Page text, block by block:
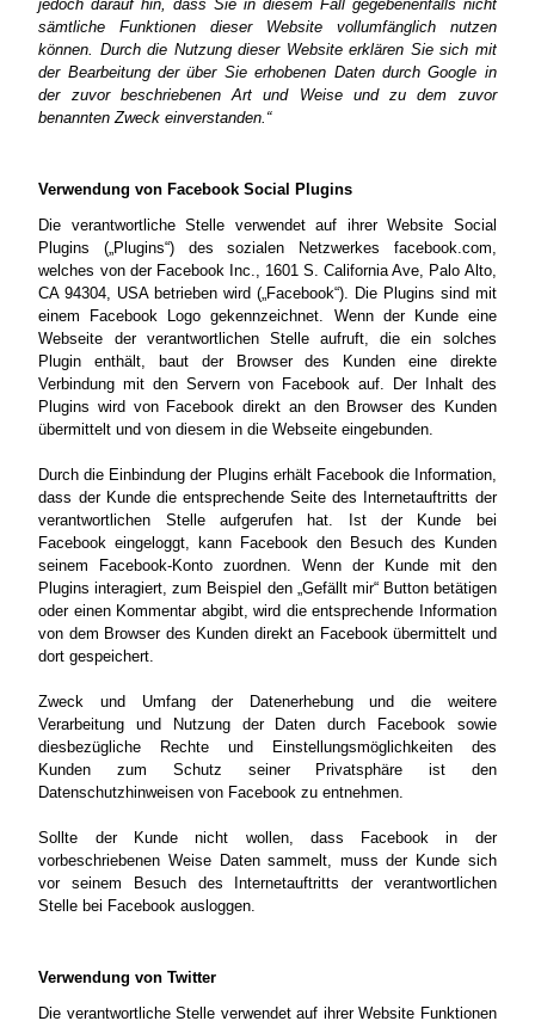
jedoch darauf hin, dass Sie in diesem Fall gegebenenfalls nicht
sämtliche Funktionen dieser Website vollumfänglich nutzen
können. Durch die Nutzung dieser Website erklären Sie sich mit
der Bearbeitung der über Sie erhobenen Daten durch Google in
der zuvor beschriebenen Art und Weise und zu dem zuvor
benannten Zweck einverstanden.“
Verwendung von Facebook Social Plugins
Die verantwortliche Stelle verwendet auf ihrer Website Social
Plugins („Plugins“) des sozialen Netzwerkes facebook.com,
welches von der Facebook Inc., 1601 S. California Ave, Palo Alto,
CA 94304, USA betrieben wird („Facebook“). Die Plugins sind mit
einem Facebook Logo gekennzeichnet. Wenn der Kunde eine
Webseite der verantwortlichen Stelle aufruft, die ein solches
Plugin enthält, baut der Browser des Kunden eine direkte
Verbindung mit den Servern von Facebook auf. Der Inhalt des
Plugins wird von Facebook direkt an den Browser des Kunden
übermittelt und von diesem in die Webseite eingebunden.
Durch die Einbindung der Plugins erhält Facebook die Information,
dass der Kunde die entsprechende Seite des Internetauftritts der
verantwortlichen Stelle aufgerufen hat. Ist der Kunde bei
Facebook eingeloggt, kann Facebook den Besuch des Kunden
seinem Facebook-Konto zuordnen. Wenn der Kunde mit den
Plugins interagiert, zum Beispiel den „Gefällt mir“ Button betätigen
oder einen Kommentar abgibt, wird die entsprechende Information
von dem Browser des Kunden direkt an Facebook übermittelt und
dort gespeichert.
Zweck und Umfang der Datenerhebung und die weitere
Verarbeitung und Nutzung der Daten durch Facebook sowie
diesbezügliche Rechte und Einstellungsmöglichkeiten des
Kunden zum Schutz seiner Privatsphäre ist den
Datenschutzhinweisen von Facebook zu entnehmen.
Sollte der Kunde nicht wollen, dass Facebook in der
vorbeschriebenen Weise Daten sammelt, muss der Kunde sich
vor seinem Besuch des Internetauftritts der verantwortlichen
Stelle bei Facebook ausloggen.
Verwendung von Twitter
Die verantwortliche Stelle verwendet auf ihrer Website Funktionen